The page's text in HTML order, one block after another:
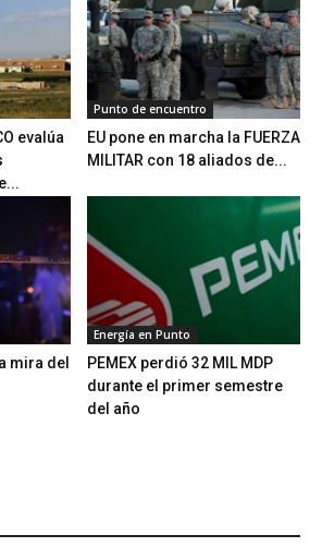
evalúa
Punto de encuentro
EU pone en marcha la FUERZA
MILITAR con 18 aliados de...
mira del
Energía en Punto
PEMEX perdió 32 MIL MDP
durante el primer semestre
del año